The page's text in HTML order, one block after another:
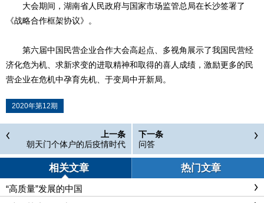
大会期间，湖南省人民政府与国家市场监管总局在长沙签署了
《战略合作框架协议》。
第六届中国民营企业合作大会高起点、多视角展示了我国民营经
济化危为机、求新求变的进取精神和取得的喜人成绩，激励更多的民
营企业在危机中孕育先机、于变局中开新局。
2020年第12期
上一条
朝天门个体户的后疫情时代
下一条
问答
相关文章 热门文章
“高质量”发展的中国